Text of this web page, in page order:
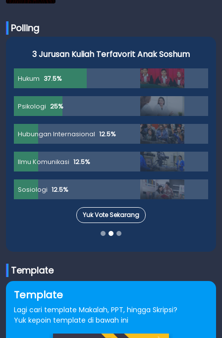
Polling
3 Jurusan Kuliah Terfavorit Anak Soshum
Hukum 37.5%
Psikologi 25%
Hubungan Internasional 12.5%
Ilmu Komunikasi 12.5%
Sosiologi 12.5%
Yuk Vote Sekarang
Template
Template
Lagi cari template Makalah, PPT, hingga Skripsi?
Yuk kepoin template di bawah ini